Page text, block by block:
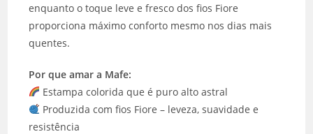
enquanto o toque leve e fresco dos fios Fiore
proporciona máximo conforto mesmo nos dias mais
quentes.
Por que amar a Mafe:
Estampa colorida que é puro alto astral
Produzida com fios Fiore – leveza, suavidade e
resistência